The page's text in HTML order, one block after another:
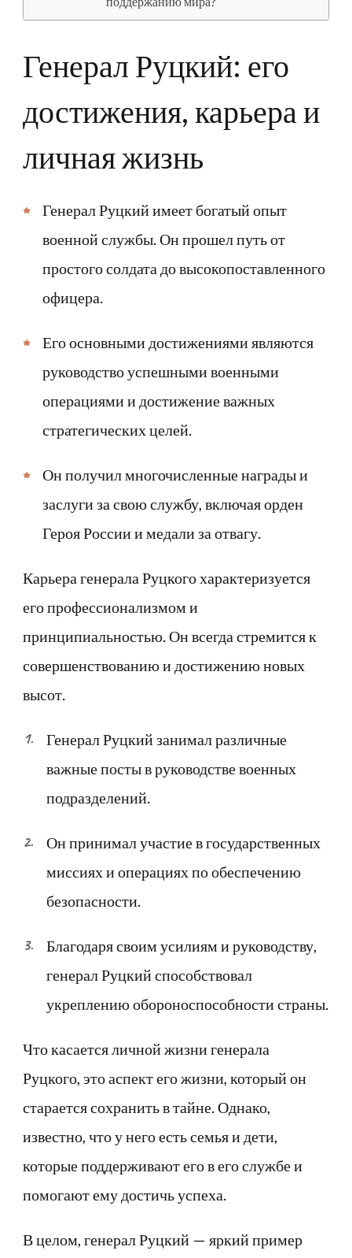
Генерал Руцкий: его
достижения, карьера и
личная жизнь
Генерал Руцкий имеет богатый опыт
военной службы. Он прошел путь от
простого солдата до высокопоставленного
офицера.
Его основными достижениями являются
руководство успешными военными
операциями и достижение важных
стратегических целей.
Он получил многочисленные награды и
заслуги за свою службу, включая орден
Героя России и медали за отвагу.
Карьера генерала Руцкого характеризуется
его профессионализмом и
принципиальностью. Он всегда стремится к
совершенствованию и достижению новых
высот.
Генерал Руцкий занимал различные
важные посты в руководстве военных
подразделений.
Он принимал участие в государственных
миссиях и операциях по обеспечению
безопасности.
Благодаря своим усилиям и руководству,
генерал Руцкий способствовал
укреплению обороноспособности страны.
Что касается личной жизни генерала
Руцкого, это аспект его жизни, который он
старается сохранить в тайне. Однако,
известно, что у него есть семья и дети,
которые поддерживают его в его службе и
помогают ему достичь успеха.
В целом, генерал Руцкий — яркий пример